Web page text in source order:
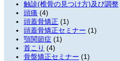
触診(椎骨の見つけ方)及び調整
頭痛 (4)
頭蓋骨矯正 (1)
頭蓋骨矯正セミナー (1)
顎関節症 (1)
首こり (4)
骨盤矯正セミナー (1)